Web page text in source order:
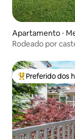
Apartamento ⋅
Rodeado por
Entre os
Preferido dos